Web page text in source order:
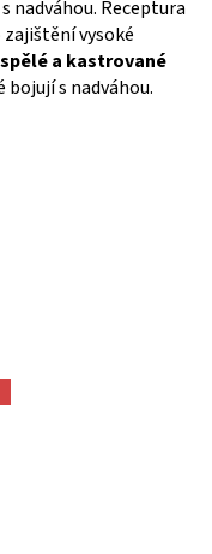
nadváhou. Receptura
vysoké
a kastrované
s nadváhou.